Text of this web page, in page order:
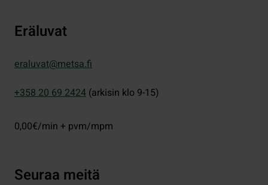
Eräluvat
eraluvat@metsa.fi
+358 20 69 2424 (arkisin klo 9-15)
0,00€/min + pvm/mpm
Seuraa meitä